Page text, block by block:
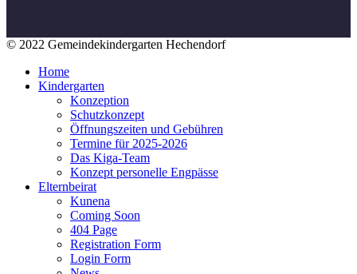
© 2022 Gemeindekindergarten Hechendorf
Home
Kindergarten
Konzeption
Schutzkonzept
Öffnungszeiten und Gebühren
Termine für 2025-2026
Das Kiga-Team
Konzept personelle Engpässe
Elternbeirat
Kunena
Coming Soon
404 Page
Registration Form
Login Form